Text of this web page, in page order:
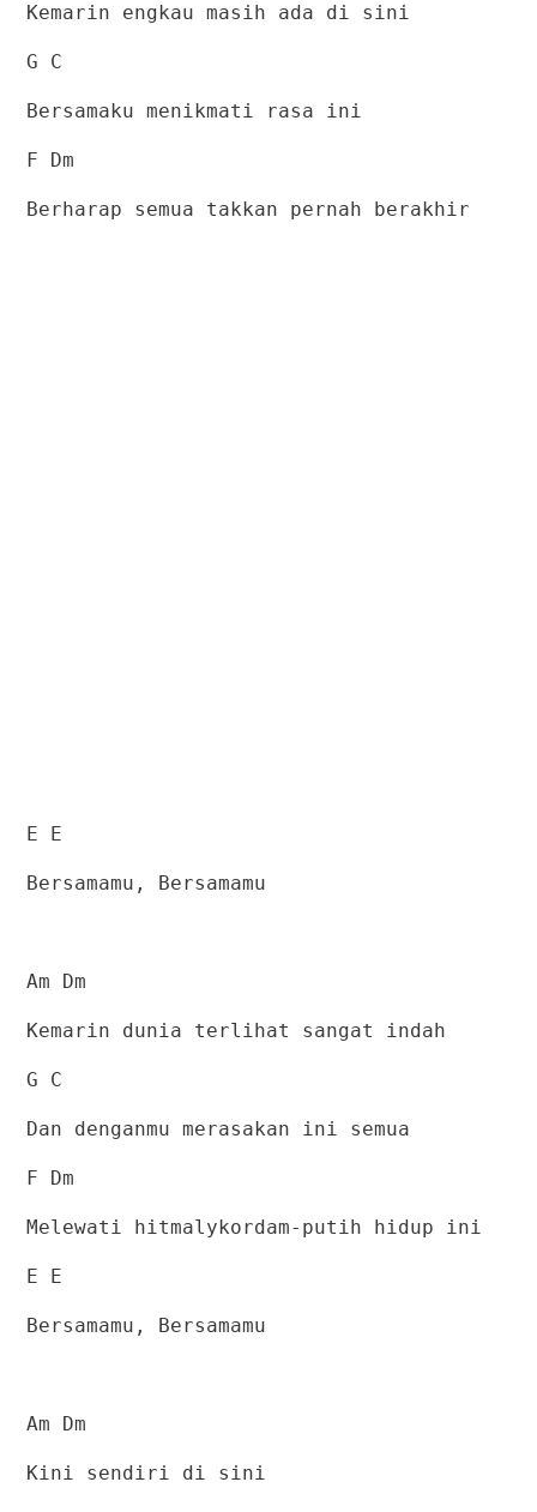
Kemarin engkau masih ada di sini
G C
Bersamaku menikmati rasa ini
F Dm
Berharap semua takkan pernah berakhir
E E
Bersamamu, Bersamamu
Am Dm
Kemarin dunia terlihat sangat indah
G C
Dan denganmu merasakan ini semua
F Dm
Melewati hitmalykordam-putih hidup ini
E E
Bersamamu, Bersamamu
Am Dm
Kini sendiri di sini